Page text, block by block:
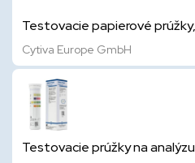
Testovacie papierové
Cytiva Europe GmbH
Testovacie prúžky na